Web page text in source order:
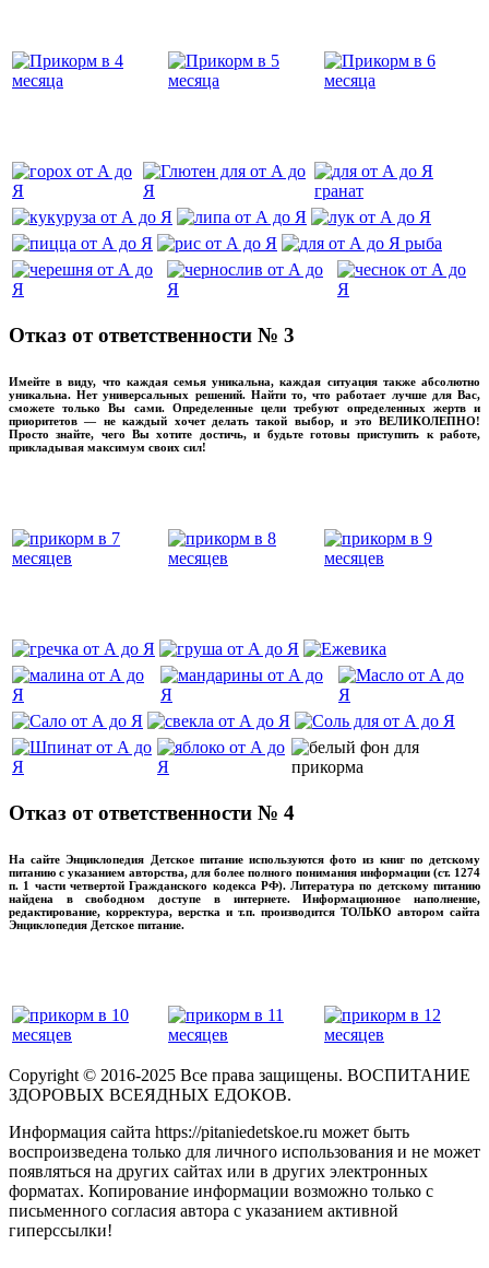
Отказ от ответственности № 3
Имейте в виду, что каждая семья уникальна, каждая ситуация также абсолютно
уникальна. Нет универсальных решений. Найти то, что работает лучше для Вас,
сможете только Вы сами. Определенные цели требуют определенных жертв и
приоритетов — не каждый хочет делать такой выбор, и это ВЕЛИКОЛЕПНО!
Просто знайте, чего Вы хотите достичь, и будьте готовы приступить к работе,
прикладывая максимум своих сил!
Отказ от ответственности № 4
На сайте Энциклопедия Детское питание используются фото из книг по детскому
питанию с указанием авторства, для более полного понимания информации (ст. 1274
п. 1 части четвертой Гражданского кодекса РФ). Литература по детскому питанию
найдена в свободном доступе в интернете. Информационное наполнение,
редактирование, корректура, верстка и т.п. производится ТОЛЬКО автором сайта
Энциклопедия Детское питание.
Copyright © 2016-2025 Все права защищены. ВОСПИТАНИЕ
ЗДОРОВЫХ ВСЕЯДНЫХ ЕДОКОВ.
Информация сайта https://pitaniedetskoe.ru может быть
воспроизведена только для личного использования и не может
появляться на других сайтах или в других электронных
форматах. Копирование информации возможно только с
письменного согласия автора с указанием активной
гиперссылки!